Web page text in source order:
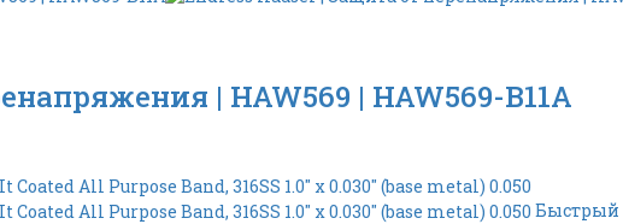
| HAW569 | HAW569-B11A
Быстрый